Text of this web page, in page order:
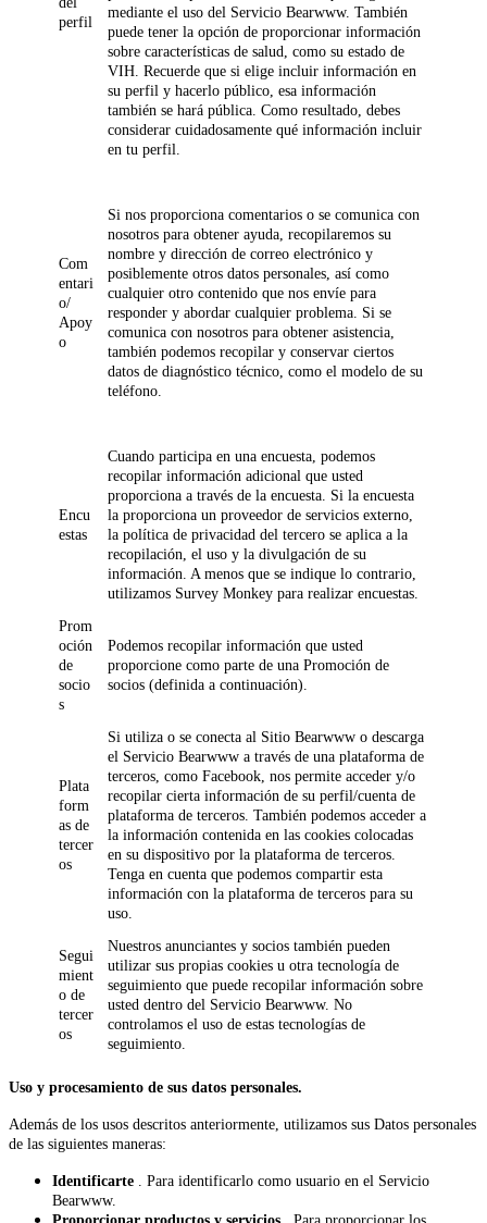
perfil
mediante el uso del Servicio Bearwww. También
puede tener la opción de proporcionar información
sobre características de salud, como su estado de
VIH. Recuerde que si elige incluir información en
su perfil y hacerlo público, esa información
también se hará pública. Como resultado, debes
considerar cuidadosamente qué información incluir
en tu perfil.
Com
entari
o/
Apoy
o
Si nos proporciona comentarios o se comunica con
nosotros para obtener ayuda, recopilaremos su
nombre y dirección de correo electrónico y
posiblemente otros datos personales, así como
cualquier otro contenido que nos envíe para
responder y abordar cualquier problema. Si se
comunica con nosotros para obtener asistencia,
también podemos recopilar y conservar ciertos
datos de diagnóstico técnico, como el modelo de su
teléfono.
Encu
estas
Cuando participa en una encuesta, podemos
recopilar información adicional que usted
proporciona a través de la encuesta. Si la encuesta
la proporciona un proveedor de servicios externo,
la política de privacidad del tercero se aplica a la
recopilación, el uso y la divulgación de su
información. A menos que se indique lo contrario,
utilizamos Survey Monkey para realizar encuestas.
Prom
oción
de
socio
s
Podemos recopilar información que usted
proporcione como parte de una Promoción de
socios (definida a continuación).
Plata
form
as de
tercer
os
Si utiliza o se conecta al Sitio Bearwww o descarga
el Servicio Bearwww a través de una plataforma de
terceros, como Facebook, nos permite acceder y/o
recopilar cierta información de su perfil/cuenta de
plataforma de terceros. También podemos acceder a
la información contenida en las cookies colocadas
en su dispositivo por la plataforma de terceros.
Tenga en cuenta que podemos compartir esta
información con la plataforma de terceros para su
uso.
Segui
mient
o de
tercer
os
Nuestros anunciantes y socios también pueden
utilizar sus propias cookies u otra tecnología de
seguimiento que puede recopilar información sobre
usted dentro del Servicio Bearwww. No
controlamos el uso de estas tecnologías de
seguimiento.
Uso y procesamiento de sus datos personales.
Además de los usos descritos anteriormente, utilizamos sus Datos personales
de las siguientes maneras:
Identificarte . Para identificarlo como usuario en el Servicio
Bearwww.